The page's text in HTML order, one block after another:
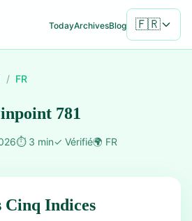
TodayArchivesBlog 🇫🇷
/ FR
781
⏱️ 3 min✓ Vérifié🌍 FR
Cinq Indices